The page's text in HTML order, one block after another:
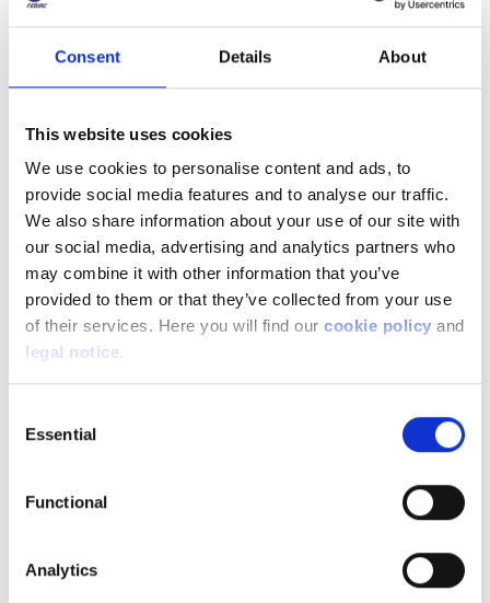
Consent Details About
This website uses cookies
We use cookies to personalise content and ads, to
provide social media features and to analyse our traffic.
We also share information about your use of our site with
our social media, advertising and analytics partners who
may combine it with other information that you’ve
provided to them or that they’ve collected from your use
of their services. Here you will find our cookie policy and
legal notice.
Selection
Essential
Functional
Analytics
nous. À ce niveau, notre Salon de l’Auto 2025 peut déjà
entend une nouvelle fois proposer à ses visiteurs bien plus
qu’une simple exposition statique :
-« En parallèle de l’exposition de véhicules, produits ou
services, nous respecterons l’héritage de notre événement
en proposant également aux visiteurs bon nombre
d’animations qui devraient ravir petits et grands, poursuit
Christophe Dubon, Head of Communications de FEBIAC
et en charge de la coordination de l’événement.Si les
détails de ces différentes animations seront présentés
début décembre, nous pouvons déjà avertir les visiteurs
expériences inédites, notamment avec un volant entre les
Billetterie :
Abarth
Omoda